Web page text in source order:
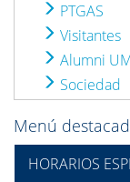
PTGAS
Visitantes
Alumni
Sociedad
Menú
HORARIOS